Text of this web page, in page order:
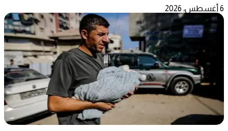
6 أغسطس، 2026